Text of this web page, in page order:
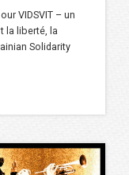
VIDSVIT – un
la liberté, la
Solidarity